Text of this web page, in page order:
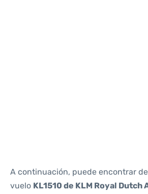
A continuación, puede encontrar
vuelo KL1510 de KLM Royal Dutch